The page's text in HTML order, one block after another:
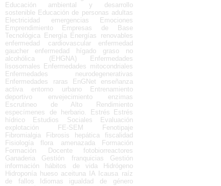
Educación ambiental y desarrollo
sostenible Educación de personas adultas
Electricidad
emergencias
Emociones
Emprendimiento
Empresas de Base
Tecnológica Energía Energías renovables
enfermedad cardiovascular
enfermedad
gaucher
enfermedad hígado graso no
alcohólica (EHGNA)
Enfermedades
lisosomales Enfermedades mitocondriales
Enfermedades neurodegenerativas
Enfermedades raras
EnGNet
enseñanza
activa
entorno urbano
Entrenamiento
deportivo
envejecimiento
enzimas
Escrutineo de Alto Rendimiento
especímenes de herbario.
Estrés
Estrés
hídrico
Estudios Sociales
Evaluación
explotación
FE-SEM
Fenotipaje
Fibromialgia
Fibrosis hepática
fiscalidad
Fisiología
flora amenazada
Formación
Formación Docente
fotobiorreactores
Ganaderia
Gestión franquicias
Gestión
información
hábitos de vida
Hidrógeno
Hidroponía hueso aceituna IA
Icausa raíz
de fallos
Idiomas
igualdad de género